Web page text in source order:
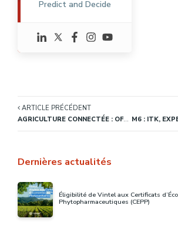
Predict and Decide
ARTICLE PRÉCÉDENT
AGRICULTURE CONNECTÉE : OFFRIR DES PERSPECTIVES D’EMPLOI AUX ÉTUDIANTS
M6 : ITK, EXPERTE EN AGRONOMIE,
Dernières actualités
Éligibilité de Vintel aux Certificats
Phytopharmaceutiques (CEPP)